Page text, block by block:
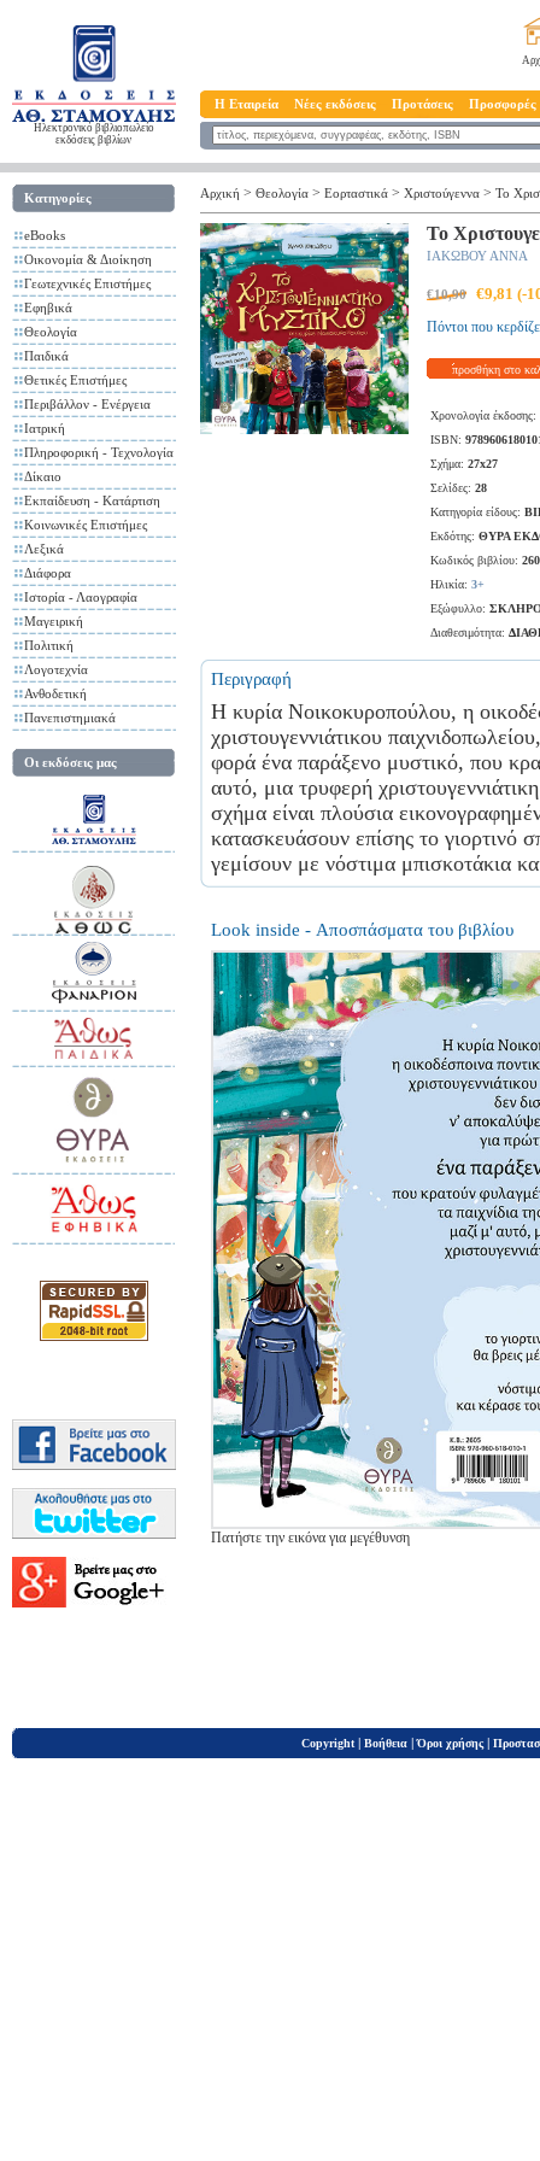
Ηλεκτρονικό βιβλιοπωλείο
εκδόσεις βιβλίων
Η Εταιρεία Νέες εκδόσεις Προτάσεις Προσφορές
Κατηγορίες
eBooks
Οικονομία & Διοίκηση
Γεωτεχνικές Επιστήμες
Εφηβικά
Θεολογία
Παιδικά
Θετικές Επιστήμες
Περιβάλλον - Ενέργεια
Ιατρική
Πληροφορική - Τεχνολογία
Δίκαιο
Εκπαίδευση - Κατάρτιση
Κοινωνικές Επιστήμες
Λεξικά
Διάφορα
Ιστορία - Λαογραφία
Μαγειρική
Πολιτική
Λογοτεχνία
Ανθοδετική
Πανεπιστημιακά
Οι εκδόσεις μας
Αρχική > Θεολογία > Εορταστικά > Χριστούγεννα > Το
Το
ΙΑΚΩΒΟΥ ΑΝΝΑ
€10,90 €9,81 (-
Πόντοι που
προσθήκη στο
Χρονολογία έκδοσης:
ISBN:
Σχήμα: 27x27
Σελίδες: 28
Κατηγορία είδους:
Εκδότης: ΘΥΡΑ
Κωδικός βιβλίου:
Ηλικία: 3+
Εξώφυλλο:
Διαθεσιμότητα:
Περιγραφή
Η κυρία Νοικοκυροπούλου, η
χριστουγεννιάτικου
φορά ένα παράξενο μυστικό, που
αυτό, μια τρυφερή
σχήμα είναι πλούσια
κατασκευάσουν επίσης το γιορτινό
γεμίσουν με νόστιμα μπισκοτάκια
Look inside - Αποσπάσματα του βιβλίου
Πατήστε την εικόνα για μεγέθυνση
Copyright | Βοήθεια |Όροι χρήσης |